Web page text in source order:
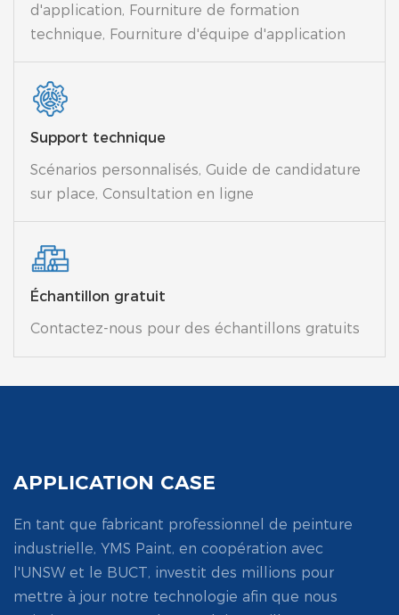
d'application, Fourniture de formation
technique, Fourniture d'équipe d'application
Support technique
Scénarios personnalisés, Guide de candidature
sur place, Consultation en ligne
Échantillon gratuit
Contactez-nous pour des échantillons gratuits
APPLICATION CASE
En tant que fabricant professionnel de peinture
industrielle, YMS Paint, en coopération avec
l'UNSW et le BUCT, investit des millions pour
mettre à jour notre technologie afin que nous